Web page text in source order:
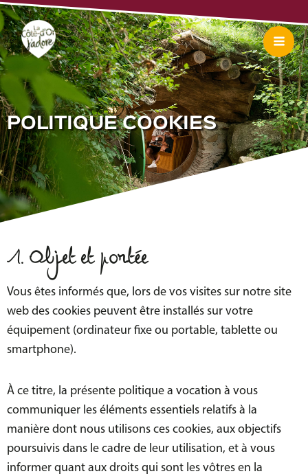
Aller
au
contenu
POLITIQUE COOKIES
1. Objet et portée
Vous êtes informés que, lors de vos visites sur notre site
web des cookies peuvent être installés sur votre
équipement (ordinateur fixe ou portable, tablette ou
smartphone).
À ce titre, la présente politique a vocation à vous
communiquer les éléments essentiels relatifs à la
manière dont nous utilisons ces cookies, aux objectifs
poursuivis dans le cadre de leur utilisation, et à vous
informer quant aux droits qui sont les vôtres en la